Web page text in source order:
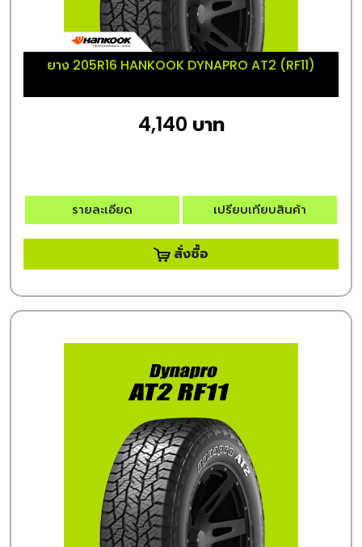
ยาง 205R16 HANKOOK DYNAPRO AT2 (RF11)
4,140 บาท
รายละเอียด เปรียบเทียบสินค้า
สั่งซื้อ